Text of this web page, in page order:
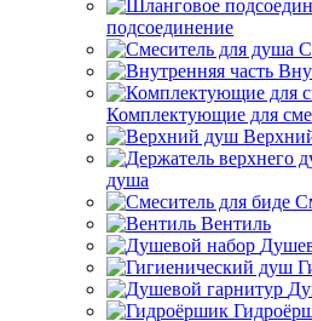
подсоединение
Комплектующие для
душа
Вентиль